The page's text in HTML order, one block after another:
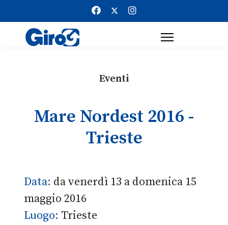
Eventi
Mare Nordest 2016 -
Trieste
Data: da venerdì 13 a domenica 15
maggio 2016
Luogo: Trieste